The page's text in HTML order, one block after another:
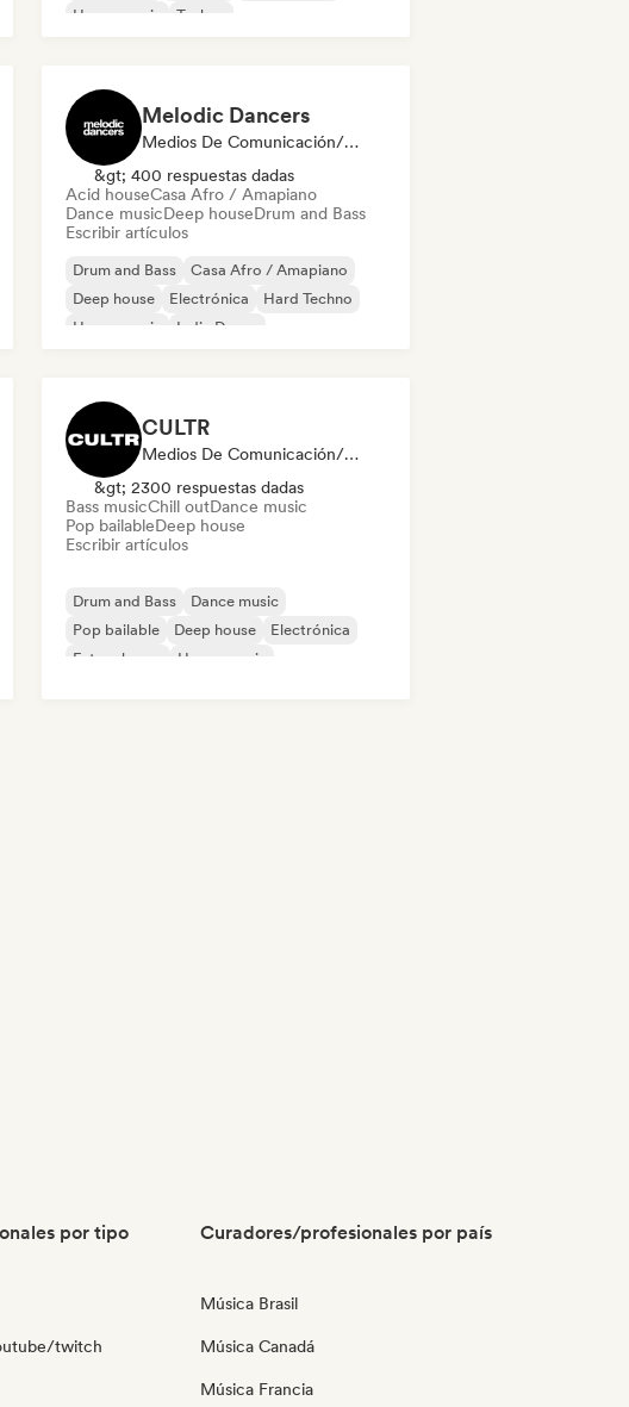
House music
Techno
Melodic Dancers
Medios De Comunicación/Periodista
&gt; 400 respuestas dadas
Acid houseCasa Afro / Amapiano
Dance musicDeep houseDrum and Bass
Escribir artículos
Drum and Bass
Casa Afro / Amapiano
Deep house
Electrónica
Hard Techno
House music
Indie Dance
CULTR
Medios De Comunicación/Periodista
&gt; 2300 respuestas dadas
Bass musicChill outDance music
Pop bailableDeep house
Escribir artículos
Drum and Bass
Dance music
Pop bailable
Deep house
Electrónica
Future house
House music
por tipo
twitch
Curadores/profesionales por país
Música Brasil
Música Canadá
Música Francia